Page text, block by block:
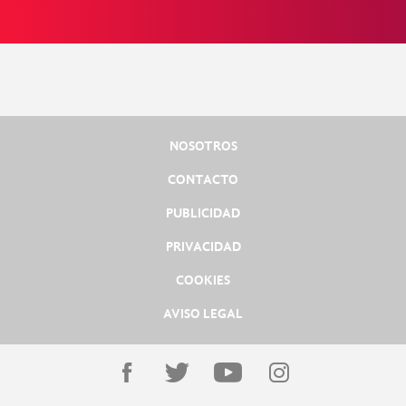
NOSOTROS
CONTACTO
PUBLICIDAD
PRIVACIDAD
COOKIES
AVISO LEGAL